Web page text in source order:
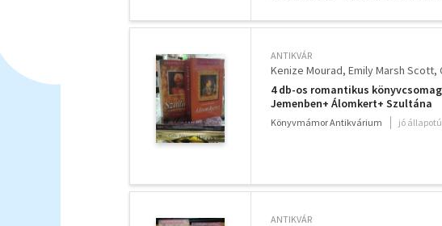
ANTIKVÁR
Kenize Mourad Emily Marsh Scott
4 db-os romantikus
Jemenben+ Álomkert+ Szultána
Könyvmámor Antikvárium jó
ANTIKVÁR